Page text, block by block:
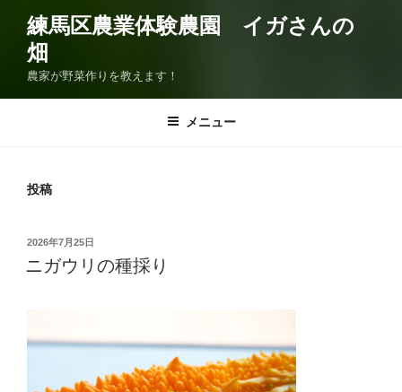
練馬区農業体験農園 イガさんの
畑
農家が野菜作りを教えます！
メニュー
投稿
投
日:
2026年7月25日
ニガウリの種採り